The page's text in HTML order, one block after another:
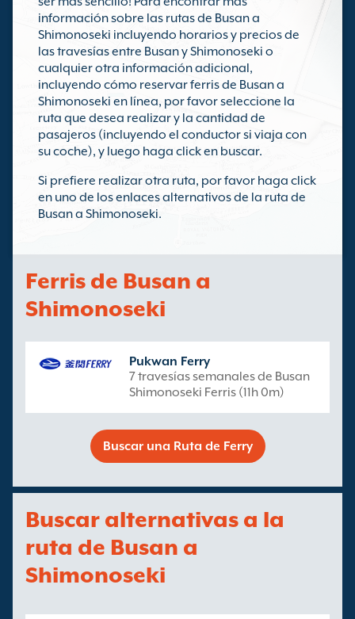
información sobre las rutas de Busan a
Shimonoseki incluyendo horarios y precios de
las travesías entre Busan y Shimonoseki o
cualquier otra información adicional,
incluyendo cómo reservar ferris de Busan a
Shimonoseki en línea, por favor seleccione la
ruta que desea realizar y la cantidad de
pasajeros (incluyendo el conductor si viaja con
su coche), y luego haga click en buscar.
Si prefiere realizar otra ruta, por favor haga click
en uno de los enlaces alternativos de la ruta de
Busan a Shimonoseki.
Ferris de Busan a
Shimonoseki
Pukwan Ferry
7 travesías semanales de Busan
Shimonoseki Ferris (11h 0m)
Buscar una Ruta de Ferry
Buscar alternativas a la
ruta de Busan a
Shimonoseki